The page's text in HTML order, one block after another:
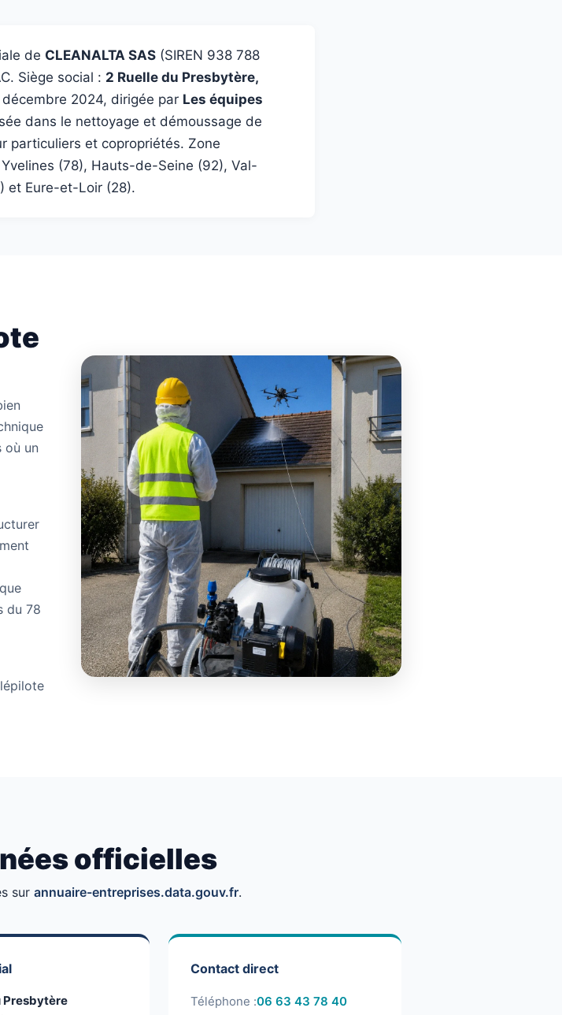
de CLEANALTA SAS (SIREN 938 788
Siège social : 2 Ruelle du Presbytère,
2024, dirigée par Les équipes
dans le nettoyage et démoussage de
particuliers et copropriétés. Zone
(78), Hauts-de-Seine (92), Val-
et Eure-et-Loir (28).
où un
du 78
officielles
sur annuaire-entreprises.data.gouv.fr.
Presbytère
Contact direct
Téléphone :06 63 43 78 40